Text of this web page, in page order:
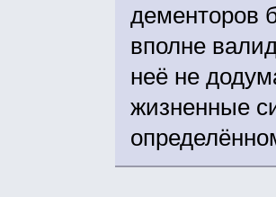
дементоров
вполне
неё не
жизненные